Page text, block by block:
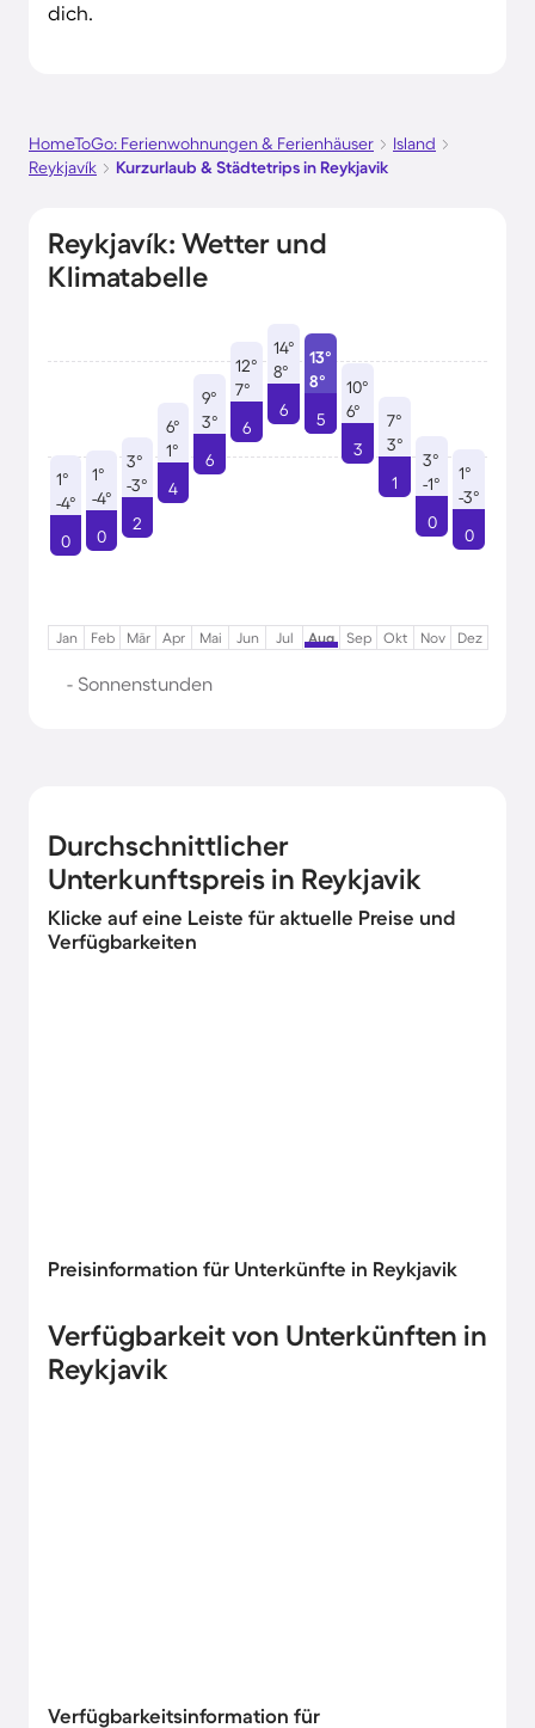
dich.
HomeToGo: Ferienwohnungen & Ferienhäuser
Island
Reykjavík
Kurzurlaub & Städtetrips in Reykjavik
Reykjavík: Wetter und
Klimatabelle
1°
-4°
0
1°
-4°
0
3°
-3°
2
6°
1°
4
9°
3°
6
12°
7°
6
14°
8°
6
13°
8°
5
10°
6°
3
7°
3°
1
3°
-1°
0
1°
-3°
0
Jan Feb Mär Apr Mai Jun Jul Aug Sep Okt Nov Dez
- Sonnenstunden
Durchschnittlicher
Unterkunftspreis in Reykjavik
Klicke auf eine Leiste für aktuelle Preise und
Verfügbarkeiten
Preisinformation für Unterkünfte in Reykjavik
Verfügbarkeit von Unterkünften in
Reykjavik
Verfügbarkeitsinformation für